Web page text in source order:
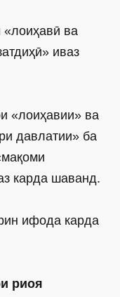
ва
иваз
«лоиҳавии» ва
давлатии» ба
карда шаванд.
ифода карда
риоя